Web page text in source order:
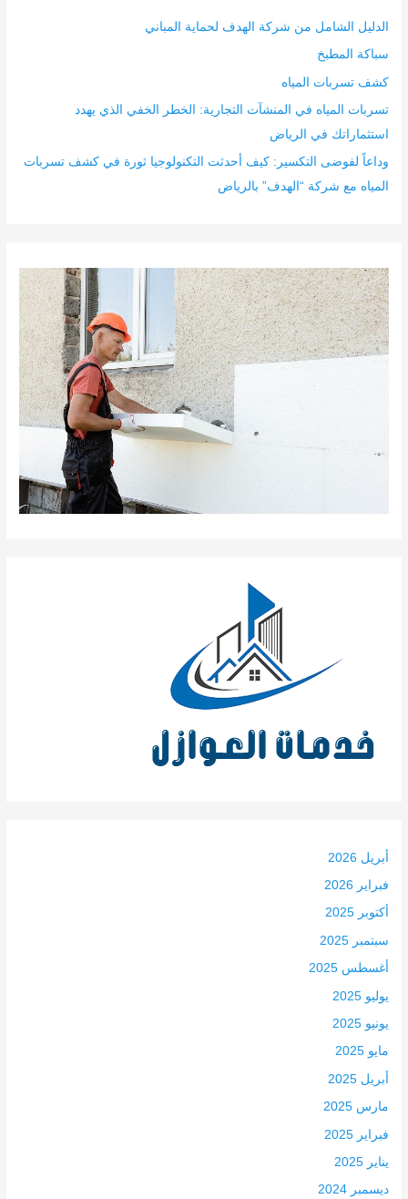
الدليل الشامل من شركة الهدف لحماية المباني
سباكة المطبخ
كشف تسربات المياه
تسربات المياه في المنشآت التجارية: الخطر الخفي الذي يهدد
استثماراتك في الرياض
وداعاً لفوضى التكسير: كيف أحدثت التكنولوجيا ثورة في كشف تسربات
المياه مع شركة “الهدف” بالرياض
أبريل 2026
فبراير 2026
أكتوبر 2025
سبتمبر 2025
أغسطس 2025
يوليو 2025
يونيو 2025
مايو 2025
أبريل 2025
مارس 2025
فبراير 2025
يناير 2025
ديسمبر 2024